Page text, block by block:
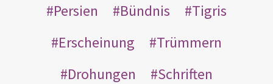
Persien
Bündnis
Tigris
Erscheinung
Trümmern
Drohungen
Schriften